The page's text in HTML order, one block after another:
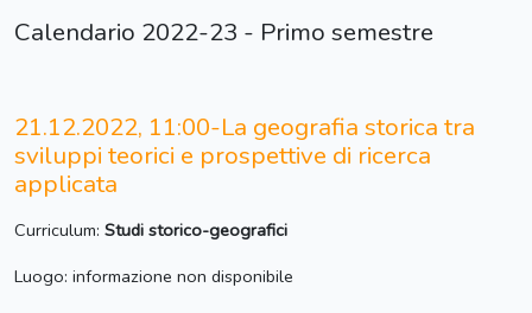
Calendario 2022-23 - Primo semestre
21.12.2022, 11:00-La geografia storica tra
sviluppi teorici e prospettive di ricerca
applicata
Curriculum: Studi storico-geografici
Luogo: informazione non disponibile